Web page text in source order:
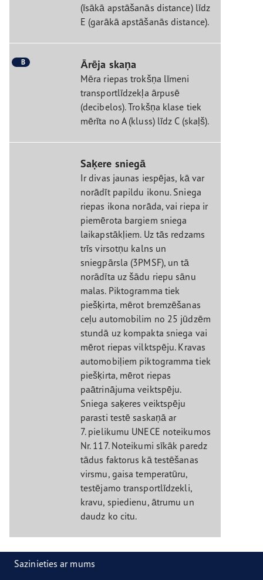
(īsākā apstāšanās distance) līdz
E (garākā apstāšanās distance).
B Ārēja skaņa
Mēra riepas trokšņa līmeni
transportlīdzekļa ārpusē
(decibelos). Trokšņa klase tiek
mērīta no A (kluss) līdz C (skaļš).
Saķere sniegā
Ir divas jaunas iespējas, kā var
norādīt papildu ikonu. Sniega
riepas ikona norāda, vai riepa ir
piemērota bargiem sniega
laikapstākļiem. Uz tās redzams
trīs virsotņu kalns un
sniegpārsla (3PMSF), un tā
norādīta uz šādu riepu sānu
malas. Piktogramma tiek
piešķirta, mērot bremzēšanas
ceļu automobilim no 25 jūdzēm
stundā uz kompakta sniega vai
mērot riepas vilktspēju. Kravas
automobiļiem piktogramma tiek
piešķirta, mērot riepas
paātrinājuma veiktspēju.
Sniega saķeres veiktspēju
parasti testē saskaņā ar
7. pielikumu UNECE noteikumos
Nr. 117. Noteikumi sīkāk paredz
tādus faktorus kā testēšanas
virsmu, gaisa temperatūru,
testējamo transportlīdzekli,
kravu, spiedienu, ātrumu un
daudz ko citu.
Sazinieties ar mums